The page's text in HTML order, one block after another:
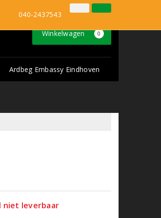
Inloggen Klantenservice
Winkelwagen 0
Ardbeg Embassy Eindhoven
040-2437543
niet leverbaar